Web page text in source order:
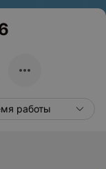
работы